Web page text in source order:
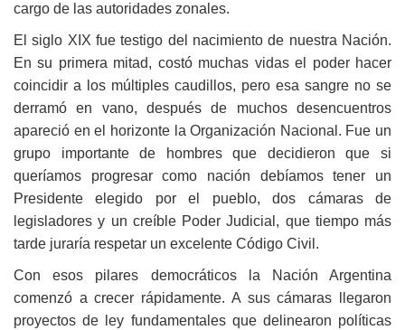
cargo de las autoridades zonales.
El siglo XIX fue testigo del nacimiento de nuestra Nación.
En su primera mitad, costó muchas vidas el poder hacer
coincidir a los múltiples caudillos, pero esa sangre no se
derramó en vano, después de muchos desencuentros
apareció en el horizonte la Organización Nacional. Fue un
grupo importante de hombres que decidieron que si
queríamos progresar como nación debíamos tener un
Presidente elegido por el pueblo, dos cámaras de
legisladores y un creíble Poder Judicial, que tiempo más
tarde juraría respetar un excelente Código Civil.
Con esos pilares democráticos la Nación Argentina
comenzó a crecer rápidamente. A sus cámaras llegaron
proyectos de ley fundamentales que delinearon políticas